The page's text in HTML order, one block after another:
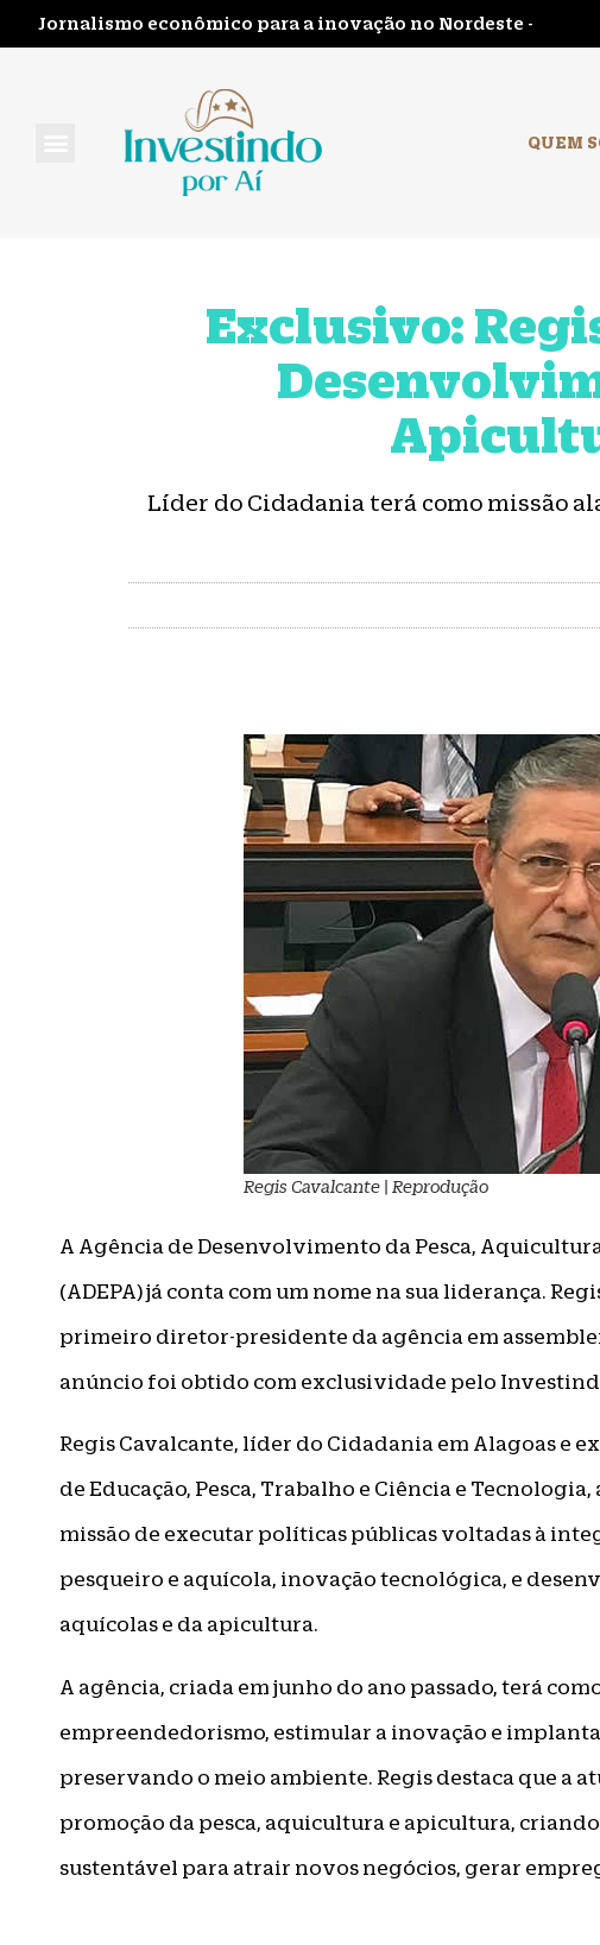
Jornalismo econômico para a inovação no Nordeste -
QUEM
Exclusivo:
Líder do Cidadania terá como missão
Regis Cavalcante | Reprodução
A Agência de Desenvolvimento da Pesca,
(ADEPA) já conta com um nome na sua liderança.
primeiro diretor-presidente da agência em
anúncio foi obtido com exclusividade pelo
Regis Cavalcante, líder do Cidadania em Alagoas e
de Educação, Pesca, Trabalho e Ciência e
missão de executar políticas públicas voltadas à
pesqueiro e aquícola, inovação tecnológica, e
aquícolas e da apicultura.
A agência, criada em junho do ano passado, terá
empreendedorismo, estimular a inovação e
preservando o meio ambiente. Regis destaca que a
promoção da pesca, aquicultura e apicultura,
sustentável para atrair novos negócios, gerar